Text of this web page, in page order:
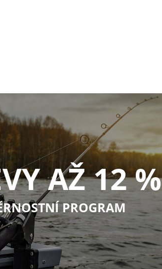
AŽ 12 %
PROGRAM